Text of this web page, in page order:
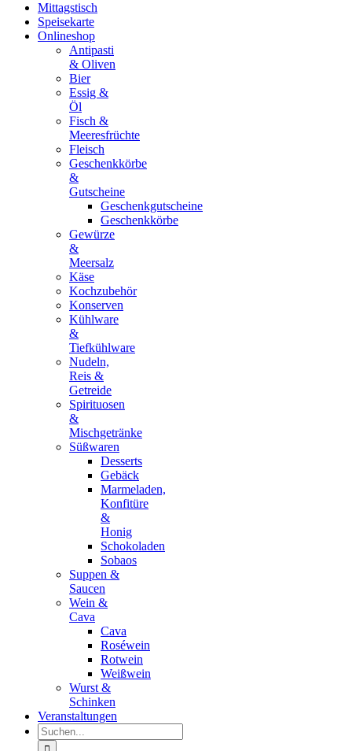
Mittagstisch
Speisekarte
Onlineshop
Antipasti
& Oliven
Bier
Essig &
Öl
Fisch &
Meeresfrüchte
Fleisch
Geschenkkörbe
&
Gutscheine
Geschenkgutscheine
Geschenkkörbe
Gewürze
&
Meersalz
Käse
Kochzubehör
Konserven
Kühlware
&
Tiefkühlware
Nudeln,
Reis &
Getreide
Spirituosen
&
Mischgetränke
Süßwaren
Desserts
Gebäck
Marmeladen,
Konfitüre
&
Honig
Schokoladen
Sobaos
Suppen &
Saucen
Wein &
Cava
Cava
Roséwein
Rotwein
Weißwein
Wurst &
Schinken
Veranstaltungen
Suche
nach: